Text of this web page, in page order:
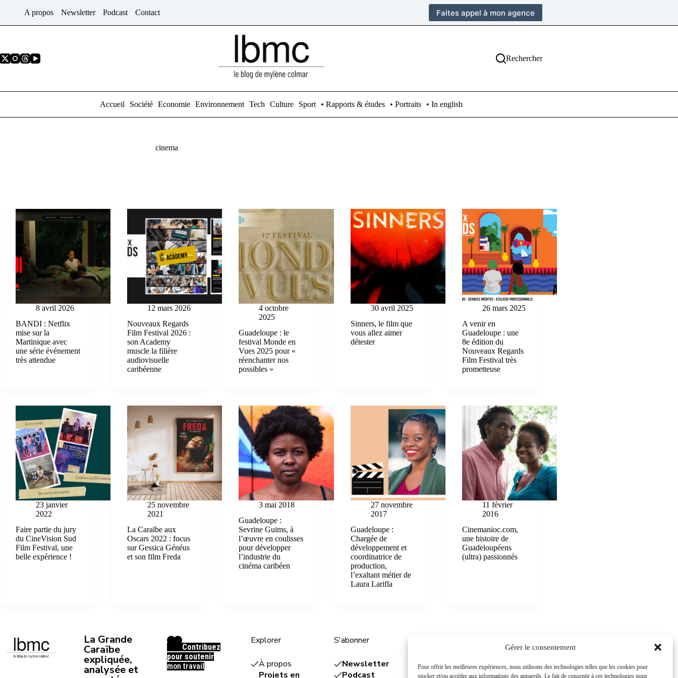
Gérer le consentement
Pour offrir les meilleures expériences, nous utilisons des technologies telles que les cookies pour
stocker et/ou accéder aux informations des appareils. Le fait de consentir à ces technologies nous
A propos Newsletter Podcast Contact Faites appel à mon agence
Rechercher
Accueil Société Economie Environnement Tech Culture Sport • Rapports & études • Portraits • In english
cinema
8 avril 2026
BANDI : Netflix
mise sur la
Martinique avec
une série événement
très attendue
12 mars 2026
Nouveaux Regards
Film Festival 2026 :
son Academy
muscle la filière
audiovisuelle
caribéenne
4 octobre
2025
Guadeloupe : le
festival Monde en
Vues 2025 pour «
réenchanter nos
possibles »
30 avril 2025
Sinners, le film que
vous allez aimer
détester
26 mars 2025
A venir en
Guadeloupe : une
8e édition du
Nouveaux Regards
Film Festival très
prometteuse
23 janvier
2022
Faire partie du jury
du CineVision Sud
Film Festival, une
belle expérience !
25 novembre
2021
La Caraïbe aux
Oscars 2022 : focus
sur Gessica Généus
et son film Freda
3 mai 2018
Guadeloupe :
Sevrine Guims, à
l’œuvre en coulisses
pour développer
l’industrie du
cinéma caribéen
27 novembre
2017
Guadeloupe :
Chargée de
développement et
coordinatrice de
production,
l’exaltant métier de
Laura Larifla
11 février
2016
Cinemanioc.com,
une histoire de
Guadeloupéens
(ultra) passionnés
La Grande
Caraïbe
expliquée,
analysée et
Contribuez
pour soutenir
mon travail
Explorer
À propos
Projets en
S'abonner
Newsletter
Podcast
Plume Caraïbe: conseil
éditorial + rédaction